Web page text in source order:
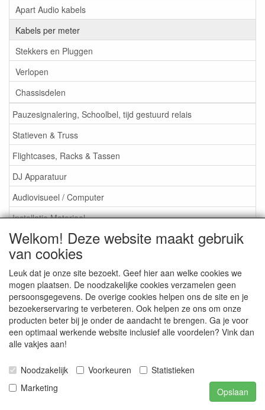
Apart Audio kabels
Kabels per meter
Stekkers en Pluggen
Verlopen
Chassisdelen
Pauzesignalering, Schoolbel, tijd gestuurd relais
Statieven & Truss
Flightcases, Racks & Tassen
DJ Apparatuur
Audiovisueel / Computer
Installatie Materiaal
Toebehoren
Cadeaubonnen
Smitsound Geluidstechniek
Webshop
Het bedrijf
Projecten
Oplossingen
Welkom! Deze website maakt gebruik
van cookies
Leuk dat je onze site bezoekt. Geef hier aan welke cookies we
mogen plaatsen. De noodzakelijke cookies verzamelen geen
persoonsgegevens. De overige cookies helpen ons de site en je
bezoekerservaring te verbeteren. Ook helpen ze ons om onze
producten beter bij je onder de aandacht te brengen. Ga je voor
een optimaal werkende website inclusief alle voordelen? Vink dan
alle vakjes aan!
Noodzakelijk Voorkeuren
Statistieken
Marketing
Opslaan